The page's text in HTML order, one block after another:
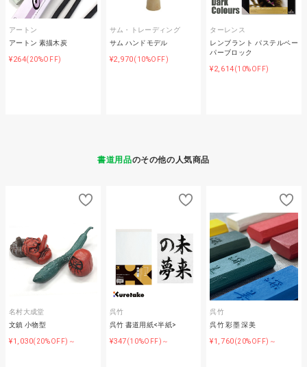
アートン
アートン 素描木炭
¥264(20%OFF)
サム・トレーディング
サム ハンドモデル
¥2,970(10%OFF)
ターレンス
レンブラント パステルペー
パーブロック
¥2,614(10%OFF)
書道用品のその他の人気商品
名村大成堂
文鎮 小物型
¥1,030(20%OFF)～
呉竹
呉竹 書道用紙<半紙>
¥347(10%OFF)～
呉竹
呉竹 彩墨 深美
¥1,760(20%OFF)～